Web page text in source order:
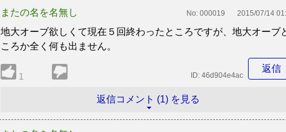
またの名を名無し No: 000019 2015/07/14
地大オーブ欲しくて現在５回終わったところですが、地大オーブ
ころか全く何も出ません。
1
返信
ID: 46d904e4ac
返信コメント (1) を見る